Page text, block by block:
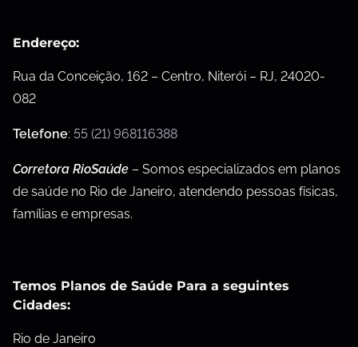
Endereço:
Rua da Conceição, 162 – Centro, Niterói – RJ, 24020-
082
Telefone: 55 (21) 968116388
Corretora RioSaúde – Somos especializados em planos
de saúde no Rio de Janeiro, atendendo pessoas físicas,
famílias e empresas.
Temos Planos de Saúde Para a seguintes
Cidades:
Rio de Janeiro